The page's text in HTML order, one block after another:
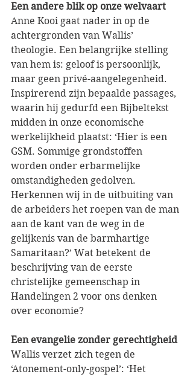
Een andere blik op onze welvaart
Anne Kooi gaat nader in op de
achtergronden van Wallis’
theologie. Een belangrijke stelling
van hem is: geloof is persoonlijk,
maar geen privé-aangelegenheid.
Inspirerend zijn bepaalde passages,
waarin hij gedurfd een Bijbeltekst
midden in onze economische
werkelijkheid plaatst: ‘Hier is een
GSM. Sommige grondstoffen
worden onder erbarmelijke
omstandigheden gedolven.
Herkennen wij in de uitbuiting van
de arbeiders het roepen van de man
aan de kant van de weg in de
gelijkenis van de barmhartige
Samaritaan?’ Wat betekent de
beschrijving van de eerste
christelijke gemeenschap in
Handelingen 2 voor ons denken
over economie?
Een evangelie zonder gerechtigheid
Wallis verzet zich tegen de
‘Atonement-only-gospel’: ‘Het